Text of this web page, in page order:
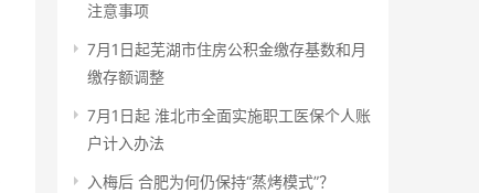
注意事项
7月1日起芜湖市住房公积金缴存基数和月
缴存额调整
7月1日起 淮北市全面实施职工医保个人账
户计入办法
入梅后 合肥为何仍保持“蒸烤模式”？